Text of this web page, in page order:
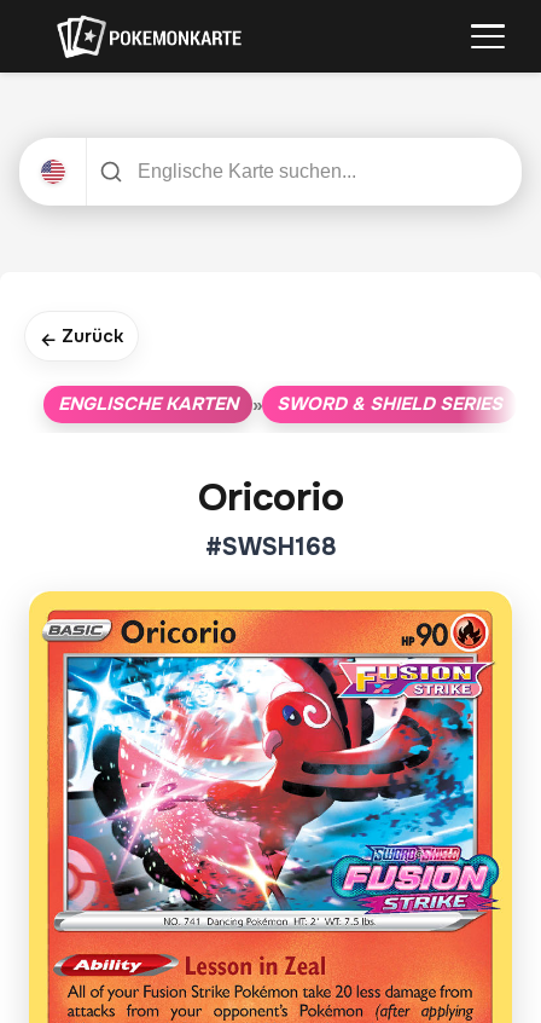
← Zurück
ENGLISCHE KARTEN » SWORD & SHIELD SERIES
Oricorio
#SWSH168